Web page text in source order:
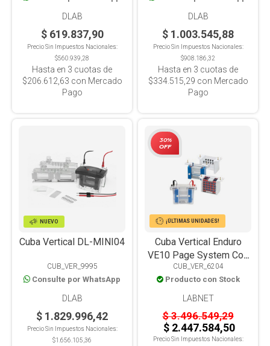
DLAB
$ 619.837,90
Precio Sin Impuestos Nacionales:
$560.939,28
Hasta en 3 cuotas de
$206.612,63 con Mercado
Pago
DLAB
$ 1.003.545,88
Precio Sin Impuestos Nacionales:
$908.186,32
Hasta en 3 cuotas de
$334.515,29 con Mercado
Pago
NUEVO
Cuba Vertical DL-MINI04
CUB_VER_9995
Consulte por WhatsApp
DLAB
$ 1.829.996,42
Precio Sin Impuestos Nacionales:
$1.656.105,36
¡ÚLTIMAS UNIDADES!
30%
OFF
Cuba Vertical Enduro
VE10 Page System Con
Módulo Blotting para
electroforesis
CUB_VER_6204
Producto con Stock
LABNET
$ 3.496.549,29
$ 2.447.584,50
Precio Sin Impuestos Nacionales: